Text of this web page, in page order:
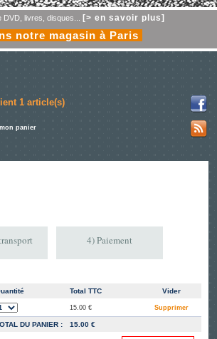
livres, disques... [> en savoir plus]
notre magasin à Paris
1 article(s)
panier
4) Paiement
Total TTC Vider
15.00 € Supprimer
DU PANIER : 15.00 €